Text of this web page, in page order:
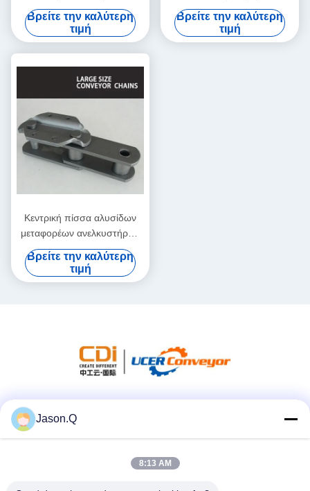
σκαλών βημάτων μέρη
διάβασης πεζών αλυσίδων
κινούμενα
Βρείτε την καλύτερη
τιμή
ανελκυστήρων κάδων ΝΕ
UCER
Βρείτε την καλύτερη
τιμή
Κεντρική πίσσα αλυσίδων
μεταφορέων ανελκυστήρων
κάδων ΝΕ NSE 76.2mm
150mm
Βρείτε την καλύτερη
τιμή
Jason.Q
8:13 AM